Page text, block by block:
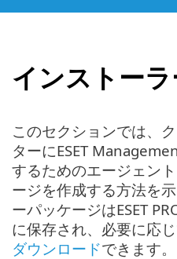
インストー
このセクションでは、
ターにESET
するためのエージェン
ージを作成する方法を
ーパッケージはESET
に保存され、必要に応じ
ダウンロードできます。